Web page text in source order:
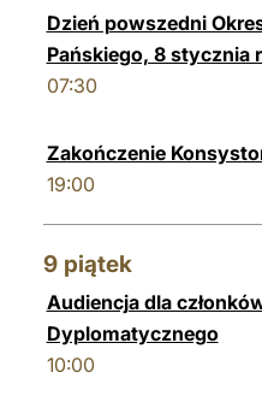
Dzień powszedni
Pańskiego, 8 stycznia
07:30
Zakończenie
19:00
9 piątek
Audiencja dla
Dyplomatycznego
10:00